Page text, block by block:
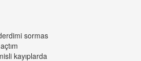
sormas
kayıplarda